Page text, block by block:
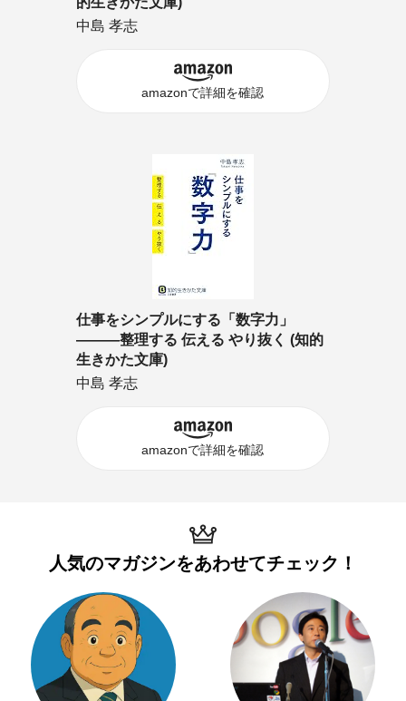
中島 孝志
amazonで詳細を確認
仕事をシンプルにする「数字力」
―――整理する 伝える やり抜く (知的
生きかた文庫)
中島 孝志
amazonで詳細を確認
人気のマガジンをあわせてチェック！